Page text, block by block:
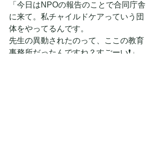
「今日はNPOの報告のことで合同庁舎
に来て。私チャイルドケアっていう団
体をやってるんです。
先生の異動されたのって、ここの教育
事務所だったんですね？すごーい❗」